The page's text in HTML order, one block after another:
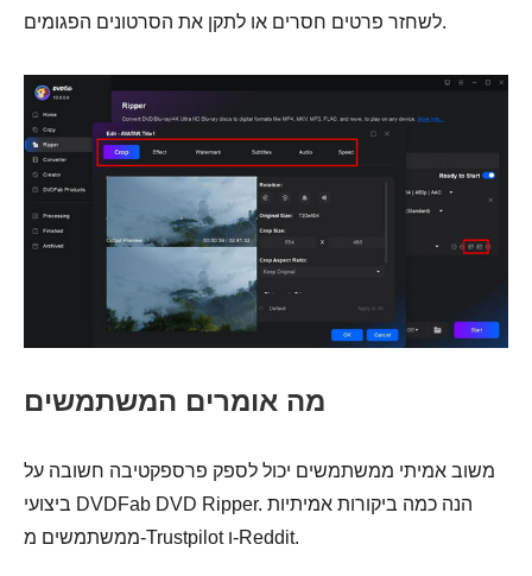
לשחזר פרטים חסרים או לתקן את הסרטונים הפגומים.
מה אומרים המשתמשים
משוב אמיתי ממשתמשים יכול לספק פרספקטיבה חשובה על
ביצועי DVDFab DVD Ripper. הנה כמה ביקורות אמיתיות
ממשתמשים מ-Trustpilot ו-Reddit.